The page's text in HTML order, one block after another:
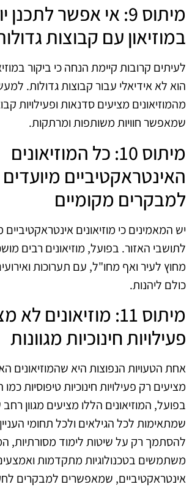
מיתוס 9: אי אפשר
במוזיאון עם קבוצות
לעיתים קרובות קיימת הנחה כי ביקור
הוא לא אידיאלי עבור קבוצות גדולות.
מהמוזיאונים מציעים סדנאות ופעילויות
שמאפשר חוויות משותפות ומרתקות.
מיתוס 10: כל המוזיאונים
האינטראקטיביים
למבקרים מקומיים
יש המאמינים כי מוזיאונים
לתושבי האזור. בפועל, מוזיאונים רבים
מחוץ לעיר ואף מחו"ל, עם תערוכות
כולם ליהנות.
מיתוס 11: מוזיאונים
פעילויות חינוכיות מגוונות
אחת הטעויות הנפוצות היא שהמוזיאונים
מציעים רק פעילויות חינוכיות טיפוסיות
בפועל, המוזיאונים הללו מציעים מגוון
שמתאימות לכל הגילאים ולכל תחומי
להסתמך רק על שיטות לימוד מסורתיות,
משתמשים בטכנולוגיות מתקדמות
אינטראקטיביים, שמאפשרים למבקרים